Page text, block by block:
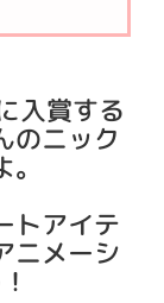
入賞する
のニック
トアイテ
ニメーシ